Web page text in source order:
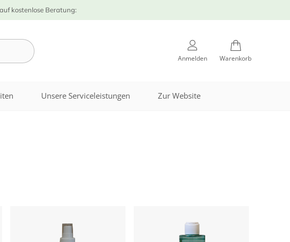
kostenlose Beratung:
Anmelden Warenkorb
Unsere Serviceleistungen Zur Website